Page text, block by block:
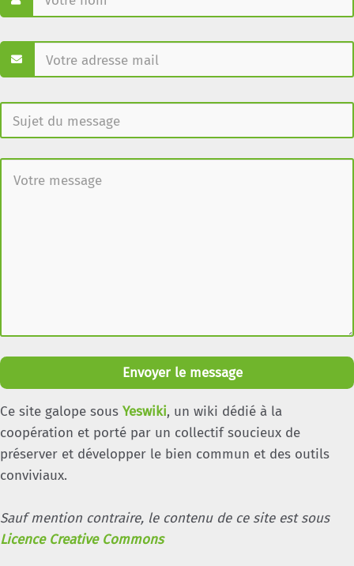
Envoyer le message
Ce site galope sous Yeswiki, un wiki dédié à la
coopération et porté par un collectif soucieux de
préserver et développer le bien commun et des outils
conviviaux.
Sauf mention contraire, le contenu de ce site est sous
Licence Creative Commons